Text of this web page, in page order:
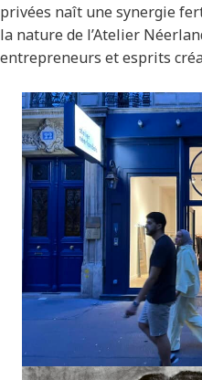
privées naît une synergie
la nature de l’Atelier
entrepreneurs et esprits